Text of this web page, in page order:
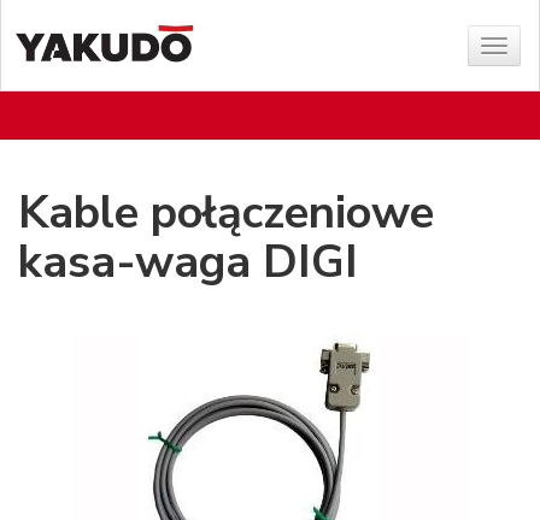
Show
menu
Kable połączeniowe
kasa-waga DIGI